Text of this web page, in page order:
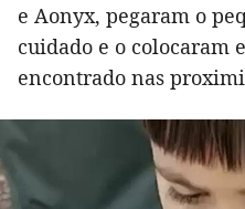
e Aonyx, pegaram o
cuidado e o colocaram
encontrado nas